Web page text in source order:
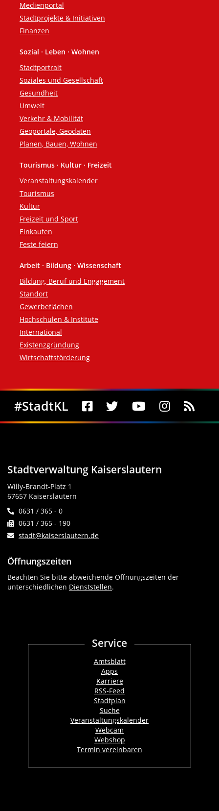
Medienportal
Stadtprojekte & Initiativen
Finanzen
Sozial · Leben · Wohnen
Stadtportrait
Soziales und Gesellschaft
Gesundheit
Umwelt
Verkehr & Mobilität
Geoportale, Geodaten
Planen, Bauen, Wohnen
Tourismus · Kultur · Freizeit
Veranstaltungskalender
Tourismus
Kultur
Freizeit und Sport
Einkaufen
Feste feiern
Arbeit · Bildung · Wissenschaft
Bildung, Beruf und Engagement
Standort
Gewerbeflächen
Hochschulen & Institute
International
Existenzgründung
Wirtschaftsförderung
Social Media
#StadtKL
Stadtverwaltung Kaiserslautern
Willy-Brandt-Platz 1
67657 Kaiserslautern
0631 / 365 - 0
0631 / 365 - 190
stadt@kaiserslautern.de
Öffnungszeiten
Beachten Sie bitte abweichende Öffnungszeiten der
unterschiedlichen Dienststellen.
Service
Amtsblatt
Apps
Karriere
RSS-Feed
Stadtplan
Suche
Veranstaltungskalender
Webcam
Webshop
Termin vereinbaren